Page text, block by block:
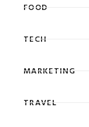
FOOD
TECH
MARKETING
TRAVEL